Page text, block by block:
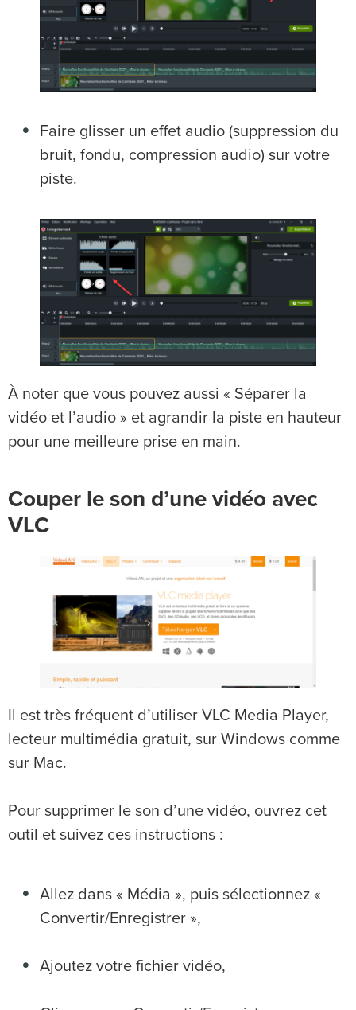
Faire glisser un effet audio (suppression du
bruit, fondu, compression audio) sur votre
piste.
À noter que vous pouvez aussi « Séparer la
vidéo et l’audio » et agrandir la piste en hauteur
pour une meilleure prise en main.
Couper le son d’une vidéo avec
VLC
Il est très fréquent d’utiliser VLC Media Player,
lecteur multimédia gratuit, sur Windows comme
sur Mac.
Pour supprimer le son d’une vidéo, ouvrez cet
outil et suivez ces instructions :
Allez dans « Média », puis sélectionnez «
Convertir/Enregistrer »,
Ajoutez votre fichier vidéo,